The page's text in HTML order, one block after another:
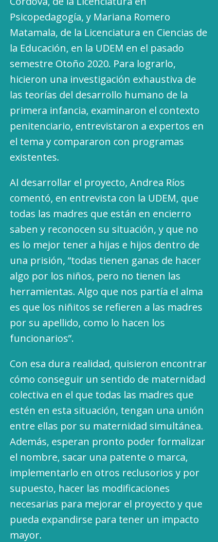
Psicopedagogía, y Mariana Romero
Matamala, de la Licenciatura en Ciencias de
la Educación, en la UDEM en el pasado
semestre Otoño 2020. Para lograrlo,
hicieron una investigación exhaustiva de
las teorías del desarrollo humano de la
primera infancia, examinaron el contexto
penitenciario, entrevistaron a expertos en
el tema y compararon con programas
existentes.
Al desarrollar el proyecto, Andrea Ríos
comentó, en entrevista con la UDEM, que
todas las madres que están en encierro
saben y reconocen su situación, y que no
es lo mejor tener a hijas e hijos dentro de
una prisión, “todas tienen ganas de hacer
algo por los niños, pero no tienen las
herramientas. Algo que nos partía el alma
es que los niñitos se refieren a las madres
por su apellido, como lo hacen los
funcionarios”.
Con esa dura realidad, quisieron encontrar
cómo conseguir un sentido de maternidad
colectiva en el que todas las madres que
estén en esta situación, tengan una unión
entre ellas por su maternidad simultánea.
Además, esperan pronto poder formalizar
el nombre, sacar una patente o marca,
implementarlo en otros reclusorios y por
supuesto, hacer las modificaciones
necesarias para mejorar el proyecto y que
pueda expandirse para tener un impacto
mayor.